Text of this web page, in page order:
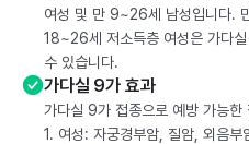
여성 및 만 9~26세 남성입니다.
18~26세 저소득층 여성은 가다
수 있습니다.
가다실 9가 효과
가다실 9가 접종으로 예방 가능한
1. 여성: 자궁경부암, 질암, 외음부